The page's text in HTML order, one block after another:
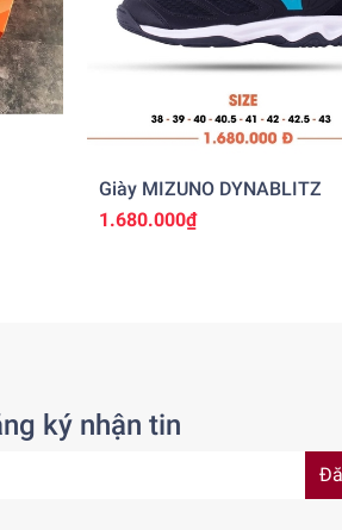
Giày MIZUNO DYNABLITZ
1.680.000₫
ký nhận tin